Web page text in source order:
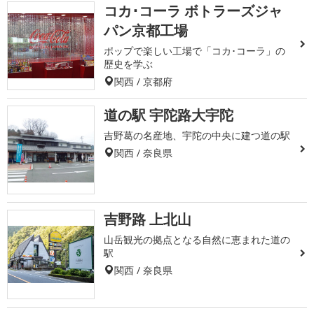
コカ･コーラ ボトラーズジャ
パン京都工場
ポップで楽しい工場で「コカ･コーラ」の
歴史を学ぶ
関西 / 京都府
道の駅 宇陀路大宇陀
吉野葛の名産地、宇陀の中央に建つ道の駅
関西 / 奈良県
吉野路 上北山
山岳観光の拠点となる自然に恵まれた道の
駅
関西 / 奈良県